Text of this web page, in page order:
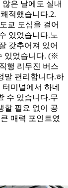
은 날에도 실내
적했습니다. ​2.
쿄 도심을 걸어
있었습니다. ​노
갖추어져 있어
있었습니다. (※
행 리무진 버스
말 편리합니다. ​하
미널에서 하네
수 있습니다. ​무
할 필요 없이 공
매력 포인트였